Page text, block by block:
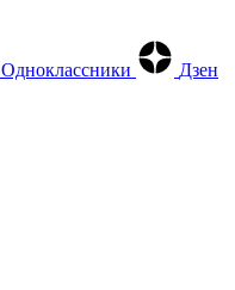
Одноклассники
Дзен